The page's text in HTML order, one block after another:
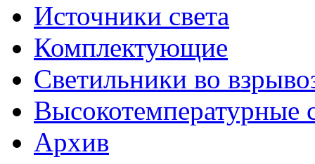
Источники света
Комплектующие
Светильники во
Высокотемпературные
Архив